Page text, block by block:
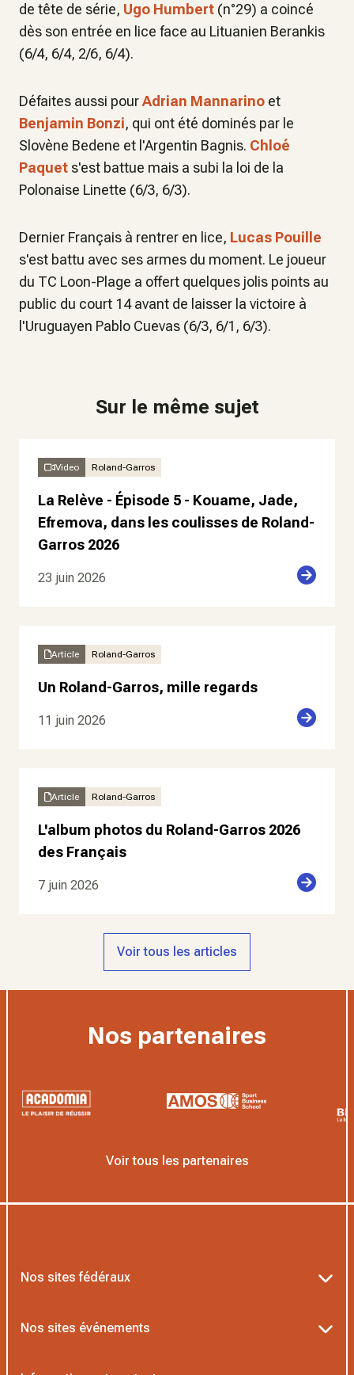
de tête de série, Ugo Humbert (n°29) a coincé
dès son entrée en lice face au Lituanien Berankis
(6/4, 6/4, 2/6, 6/4).
Défaites aussi pourAdrian Mannarino et
Benjamin Bonzi, qui ont été dominés par le
Slovène Bedene et l'Argentin Bagnis. Chloé
Paquet s'est battue mais a subi la loi de la
Polonaise Linette (6/3, 6/3).
Dernier Français à rentrer en lice, Lucas Pouille
s'est battu avec ses armes du moment. Le joueur
du TC Loon-Plage a offert quelques jolis points au
public du court 14 avant de laisser la victoire à
l'Uruguayen Pablo Cuevas (6/3, 6/1, 6/3).
Sur le même sujet
Video Roland-Garros
La Relève - Épisode 5 - Kouame, Jade,
Efremova, dans les coulisses de Roland-
Garros 2026
23 juin 2026
Article Roland-Garros
Un Roland-Garros, mille regards
11 juin 2026
Article Roland-Garros
L'album photos du Roland-Garros 2026
des Français
7 juin 2026
Voir tous les articles
Nos partenaires
Voir tous les partenaires
Nos sites fédéraux
Nos sites événements